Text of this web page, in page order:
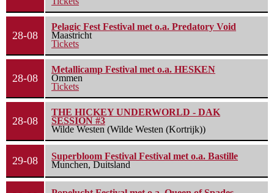
28-08
Pelagic Fest Festival met o.a. Predatory Void
Maastricht
Tickets
28-08
Metallicamp Festival met o.a. HESKEN
Ommen
Tickets
28-08
THE HICKEY UNDERWORLD - DAK
SESSION #3
Wilde Westen (Wilde Westen (Kortrijk))
29-08
Superbloom Festival Festival met o.a. Bastille
Munchen, Duitsland